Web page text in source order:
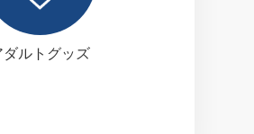
ダルトグッズ